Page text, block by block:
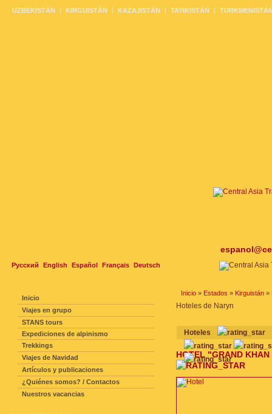
Русский English Español Français Deutsch
UZBEKISTÁN KIRGUISTÁN KAZAJISTÁN TAYIKISTÁN
Inicio » Estados » Kirguistán »
Hoteles de Naryn
hoteles
HOTEL "GRAND
Inicio
Viajes en grupo
STANS tours
Expediciones de alpinismo
Trekkings
Viajes de Navidad
Artículos y publicaciones
¿Quiénes somos? / Contactos
Nuestros vacancias